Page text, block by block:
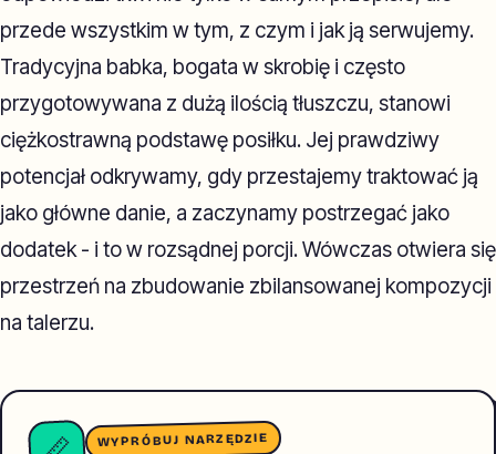
przede wszystkim w tym, z czym i jak ją serwujemy.
Tradycyjna babka, bogata w skrobię i często
przygotowywana z dużą ilością tłuszczu, stanowi
ciężkostrawną podstawę posiłku. Jej prawdziwy
potencjał odkrywamy, gdy przestajemy traktować ją
jako główne danie, a zaczynamy postrzegać jako
dodatek - i to w rozsądnej porcji. Wówczas otwiera się
przestrzeń na zbudowanie zbilansowanej kompozycji
na talerzu.
WYPRÓBUJ NARZĘDZIE